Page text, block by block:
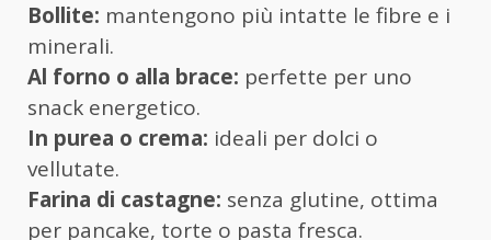
Bollite: mantengono più intatte le fibre e i
minerali.
Al forno o alla brace: perfette per uno
snack energetico.
In purea o crema: ideali per dolci o
vellutate.
Farina di castagne: senza glutine, ottima
per pancake, torte o pasta fresca.